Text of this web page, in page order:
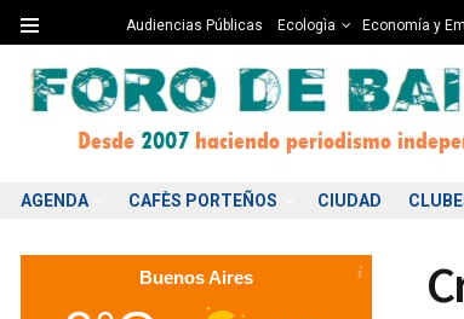
Audiencias Públicas Ecologìa Economía y
AGENDA CAFÈS PORTEÑOS CIUDAD
Buenos Aires